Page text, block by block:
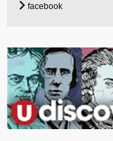
facebook